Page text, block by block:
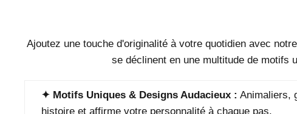
Ajoutez une touche d'originalité à votre quotidien avec
se déclinent en une multitude de motifs
✦ Motifs Uniques & Designs Audacieux : Animaliers,
histoire et affirme votre personnalité à chaque pas.